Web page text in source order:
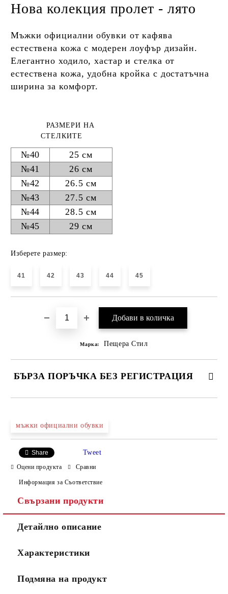
Нова колекция пролет - лято
Мъжки официални обувки от кафява
естествена кожа с модерен лоуфър дизайн.
Елегантно ходило, хастар и стелка от
естествена кожа, удобна кройка с достатъчна
ширина за комфорт.
РАЗМЕРИ НА
СТЕЛКИТЕ
№40
25 см
№41
26 см
№42
26.5 см
№43
27.5 см
№44
28.5 см
№45
29 см
Изберете размер:
41 42 43 44 45
Марка: Пещера Стил
БЪРЗА ПОРЪЧКА БЕЗ РЕГИСТРАЦИЯ
Ние ще се свържем с вас в рамките на работния ден.
мъжки официални обувки
Share Tweet
Оцени продукта Сравни
Информация за Съответствие
Свързани продукти
Детайлно описание
Характеристики
Подмяна на продукт